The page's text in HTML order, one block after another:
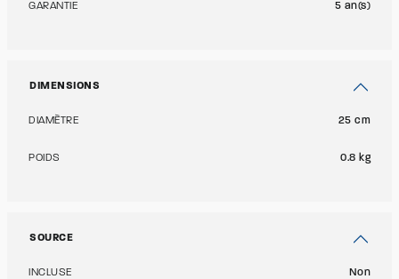
GARANTIE 5 an(s)
DIMENSIONS
DIAMÈTRE 25 cm
POIDS 0.8 kg
SOURCE
INCLUSE Non